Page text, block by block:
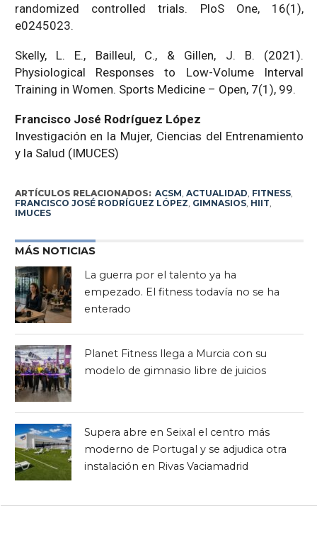
randomized controlled trials. PloS One, 16(1),
e0245023.
Skelly, L. E., Bailleul, C., & Gillen, J. B. (2021).
Physiological Responses to Low-Volume Interval
Training in Women. Sports Medicine – Open, 7(1), 99.
Francisco José Rodríguez López
Investigación en la Mujer, Ciencias del Entrenamiento
y la Salud (IMUCES)
ARTÍCULOS RELACIONADOS: ACSM ACTUALIDAD FITNESS,
FRANCISCO JOSÉ RODRÍGUEZ LÓPEZ GIMNASIOS, HIIT
IMUCES
MÁS NOTICIAS
La guerra por el talento ya ha
empezado. El fitness todavía no se ha
enterado
Planet Fitness llega a Murcia con su
modelo de gimnasio libre de juicios
Supera abre en Seixal el centro más
moderno de Portugal y se adjudica otra
instalación en Rivas Vaciamadrid